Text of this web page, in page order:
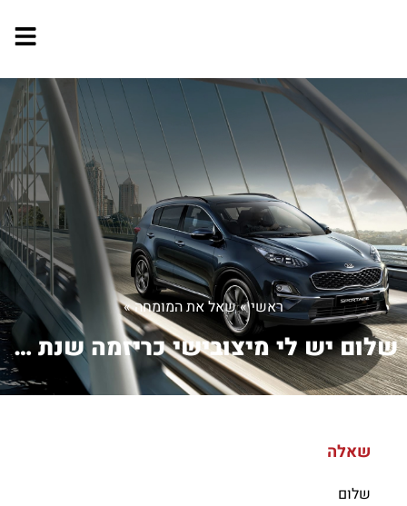
ראשי»שאל את המומחה»
שלום יש לי מיצובישי כריזמה שנת כ...
שאלה
שלום